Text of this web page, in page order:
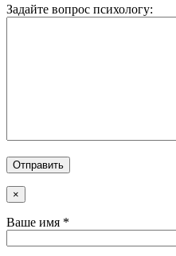
Задайте вопрос психологу:
×
Ваше имя *